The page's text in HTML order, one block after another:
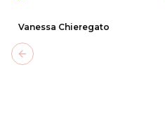
Vanessa Chieregato
Previous slide